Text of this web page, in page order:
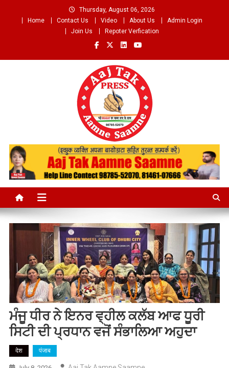
Thursday, August 06, 2026
Home
Contact Us Video About Us
Admin Login
Join Us
Repoter Verfication
Aaj Tak Aamne Saamne.com
ਮੰਜੂ ਧੀਰ ਨੇ ਇਨਰ ਵ੍ਹੀਲ ਕਲੱਬ ਆਫ ਧੂਰੀ
ਸਿਟੀ ਦੀ ਪ੍ਰਧਾਨ ਵਜੋਂ ਸੰਭਾਲਿਆ ਅਹੁਦਾ
देश पंजाब